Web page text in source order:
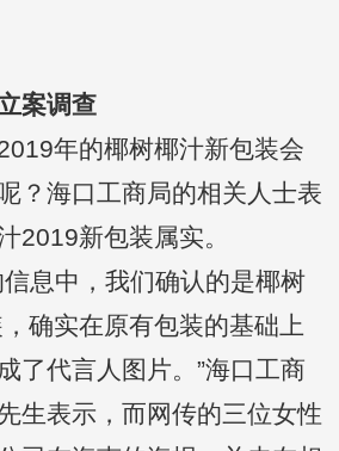
案调查
年的椰树椰汁新包装会
？海口工商局的相关人士表
2019新包装属实。
息中，我们确认的是椰树
确实在原有包装的基础上
了代言人图片。”海口工商
生表示，而网传的三位女性